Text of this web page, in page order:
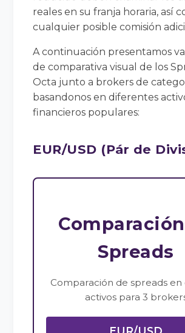
reales en su franja horaria, así
cualquier posible comisión
A continuación presentamos
de comparativa visual de los
Octa junto a brokers de
basandonos en diferentes
financieros populares:
EUR/USD (Pár de
Spreads
Comparación de spreads en
activos para 3